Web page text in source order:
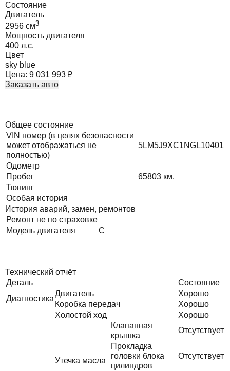
Состояние
Двигатель
2956 cм3
Мощность двигателя
400 л.с.
Цвет
sky blue
Цена: 9 031 993 ₽
Заказать авто
Общее состояние
VIN номер (в целях безопасности
может отображаться не
полностью)
5LM5J9XC1NGL10401
Одометр
Пробег
65803 км.
Тюнинг
Особая история
История аварий, замен, ремонтов
Ремонт не по страховке
Модель двигателя
C
Технический отчёт
Деталь
Состояние
Диагностика
Двигатель
Хорошо
Коробка передач
Хорошо
Холостой ход Хорошо
Утечка масла
Клапанная
крышка
Отсутствует
Прокладка
головки блока
цилиндров
Отсутствует